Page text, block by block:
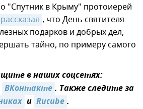
"Спутник в Крыму" протоиерей
рассказал , что День святителя
подарков и добрых дел,
тайно, по примеру самого
в наших соцсетях:
ВКонтакте. Также следите за
и Rutube.